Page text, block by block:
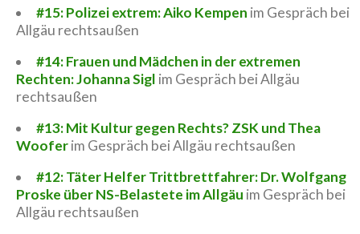
#15: Polizei extrem: Aiko Kempen im Gespräch bei
Allgäu rechtsaußen
#14: Frauen und Mädchen in der extremen
Rechten: Johanna Sigl im Gespräch bei Allgäu
rechtsaußen
#13: Mit Kultur gegen Rechts? ZSK und Thea
Wooferim Gespräch bei Allgäu rechtsaußen
#12: Täter Helfer Trittbrettfahrer: Dr. Wolfgang
Proske über NS-Belastete im Allgäu im Gespräch bei
Allgäu rechtsaußen